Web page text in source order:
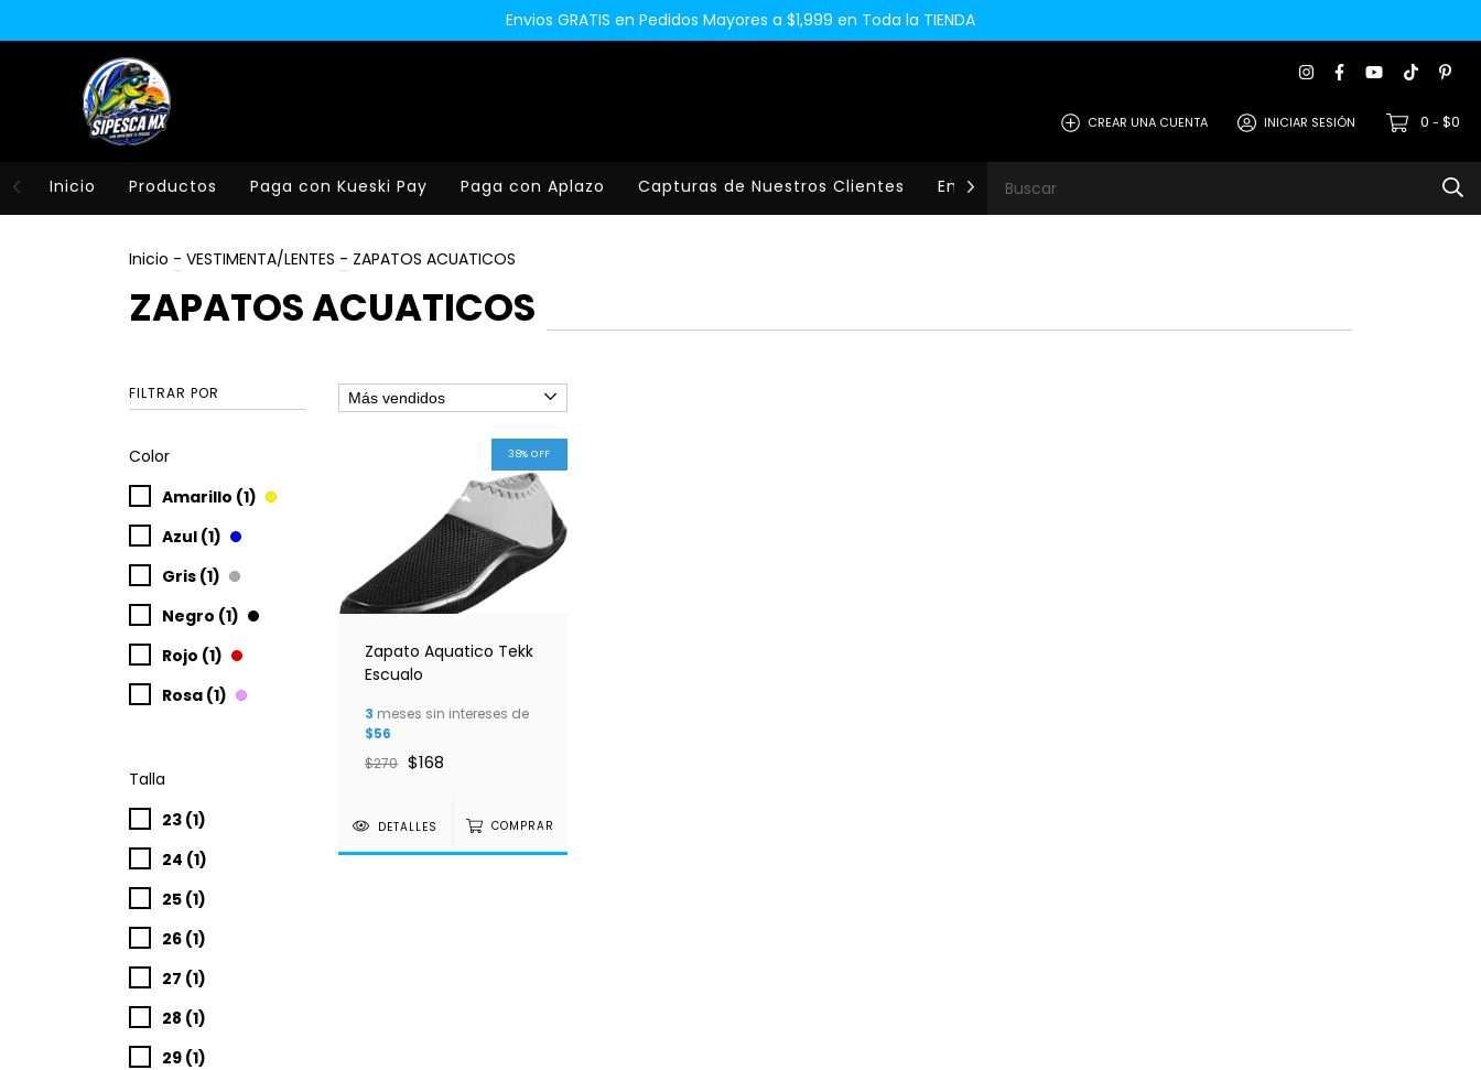
Envios GRATIS en Pedidos Mayores a $1,999 en Toda la TIENDA
CREAR UNA CUENTA INICIAR SESIÓN 0 - $0
Inicio Productos Paga con Kueski Pay Paga con Aplazo Capturas de Nuestros Clientes Envios Metodos de Pago Opiniones de
Inicio - VESTIMENTA/LENTES - ZAPATOS ACUATICOS
ZAPATOS ACUATICOS
FILTRAR POR
Color
Amarillo (1)
Azul (1)
Gris (1)
Negro (1)
Rojo (1)
Rosa (1)
Talla
23 (1)
24 (1)
25 (1)
26 (1)
27 (1)
28 (1)
29 (1)
38% OFF
Zapato Aquatico Tekk
Escualo
3 meses sin intereses de
$56
$270 $168
DETALLES COMPRAR